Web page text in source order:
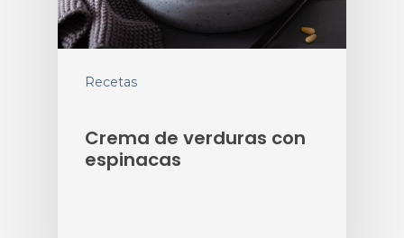
Recetas
Crema de verduras con
espinacas